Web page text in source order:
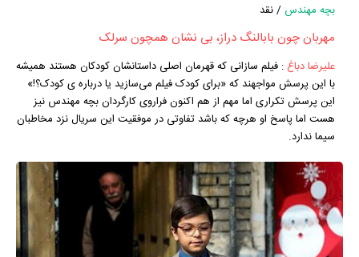
بچه مهندس / نقد
مهربان چون بابالنگ دراز، بی نشان همچون سرلک
علیرضا دباغ : فیلم سازانی که قهرمان اصلی داستانشان کودکان هستند همیشه
با این پرسش مواجهند که «برای کودک فیلم می‌سازید یا درباره ی کودک؟!»
این پرسش تکراری اما مهم از هم اکنون فراروی کارگردان بچه مهندس نیز
هست اما پاسخ او هرچه که باشد تفاوتی در موفقیت این سریال نزد مخاطبان
سیما ندارد.